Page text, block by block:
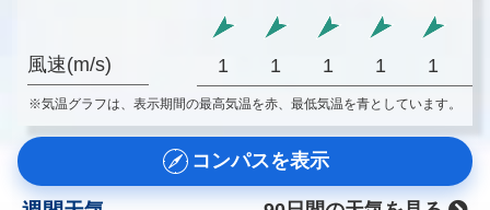
風速(m/s) 1 1 1 1 1
※気温グラフは、表示期間の最高気温を赤、最低気温を青としています。
コンパスを表示